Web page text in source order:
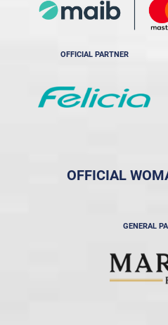
OFFICIAL PARTNER
OFFICIAL
GENERAL